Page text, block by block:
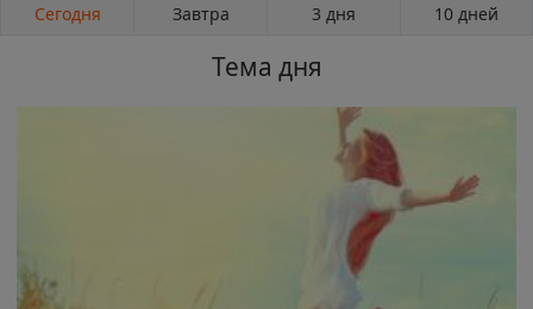
Сегодня Завтра 3 дня 10 дней
Тема дня